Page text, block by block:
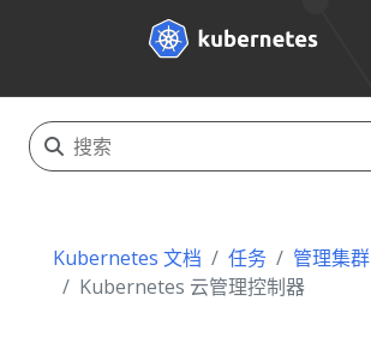
Kubernetes 文档 任务
管理集群
Kubernetes 云管理控制器